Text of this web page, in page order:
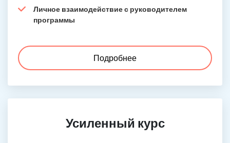
Личное взаимодействие с руководителем
программы
Подробнее
Усиленный курс